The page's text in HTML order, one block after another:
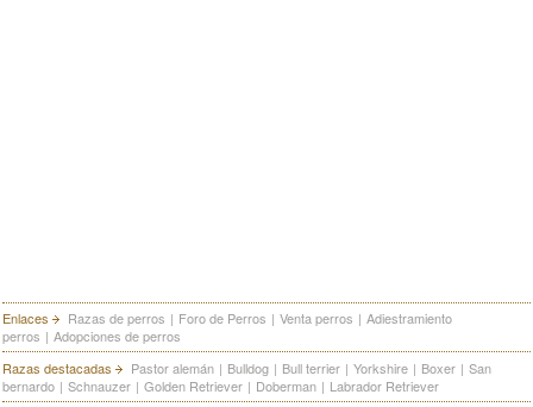
Enlaces Razas de perros | Foro de Perros | Venta perros | Adiestramiento
perros | Adopciones de perros
Razas destacadas
Pastor alemán | Bulldog | Bull terrier | Yorkshire | Boxer | San
bernardo | Schnauzer | Golden Retriever | Doberman | Labrador Retriever